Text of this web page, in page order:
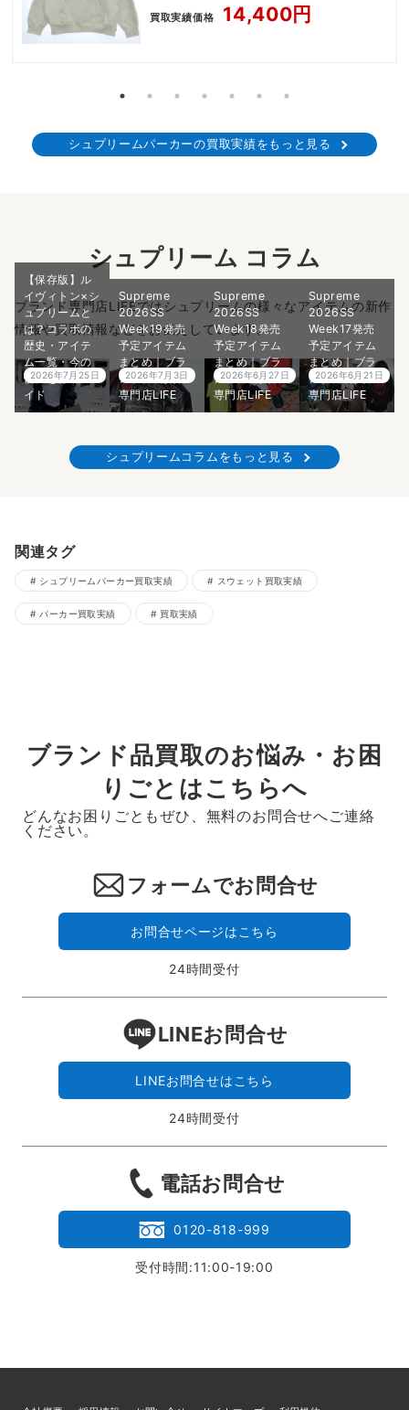
買取実績価格 14,400円
シュプリームパーカーの買取実績をもっと見る
シュプリーム コラム
ブランド専門店LIFEではシュプリームの様々なアイテムの新作
情報や買取情報などをお伝えしています。
【保存版】ル
イヴィトン×シ
ュプリームと
は？コラボの
歴史・アイテ
ム一覧・今の
価値を徹底ガ
イド
2026年7月25日
Supreme
2026SS
Week19発売
予定アイテム
まとめ｜ブラ
ンド古着買取
専門店LIFE
2026年7月3日
Supreme
2026SS
Week18発売
予定アイテム
まとめ｜ブラ
ンド古着買取
専門店LIFE
2026年6月27日
Supreme
2026SS
Week17発売
予定アイテム
まとめ｜ブラ
ンド古着買取
専門店LIFE
2026年6月21日
シュプリームコラムをもっと見る
関連タグ
シュプリームパーカー買取実績 スウェット買取実績
パーカー買取実績 買取実績
ブランド品買取のお悩み・お困
りごとはこちらへ
どんなお困りごともぜひ、無料のお問合せへご連絡
ください。
フォームでお問合せ
お問合せページはこちら
24時間受付
LINEお問合せ
LINEお問合せはこちら
24時間受付
電話お問合せ
0120-818-999
受付時間:11:00-19:00